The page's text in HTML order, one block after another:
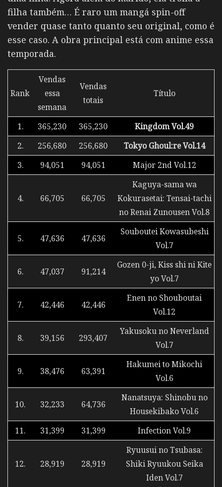
filha também… É raro um mangá spin-off
vender quase tanto quanto seu original, como é
esse caso. A obra principal está com anime essa
temporada.
Rank
Vendas
essa
semana
Vendas
totais
Título
1. 365,230 365,230
Kingdom Vol.49
2.
256,680 256,680
Tokyo Ghoul:re Vol.14
3.
94,051 94,051 Major 2nd Vol.12
4. 66,705 66,705
Kaguya-sama wa
Kokurasetai: Tensai-tachi
no Renai Zunousen Vol.8
5. 47,636 47,636
Souboutei Kowasubeshi
Vol.7
6. 47,037 91,214
Gozen 0-ji, Kiss shi ni Kite
yo Vol.7
7. 42,446 42,446
Enen no Shouboutai
Vol.12
8. 39,156 293,407
Yakusoku no Neverland
Vol.7
9. 38,476 63,391
Hakumei to Mikochi
Vol.6
10. 32,233 64,736
Nanatsuya: Shinobu no
Housekibako Vol.6
11.
31,399 31,399 Infection Vol.9
12. 28,919 28,919
Ryuusui no Tsubasa:
Shiki Ryuukou Seika
Iden Vol.7